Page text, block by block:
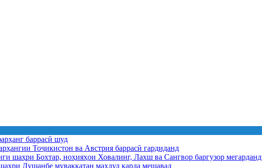
баррасӣ шуд
Тоҷикистон ва Австрия баррасӣ гардиданд
шаҳри Бохтар, ноҳияҳои Ховалинг, Лахш ва Сангвор баргузор мегарданд
Душанбе муваққатан маҳдуд карда мешавад